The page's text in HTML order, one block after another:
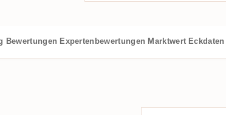
Bewertungen Expertenbewertungen Marktwert Eckdaten